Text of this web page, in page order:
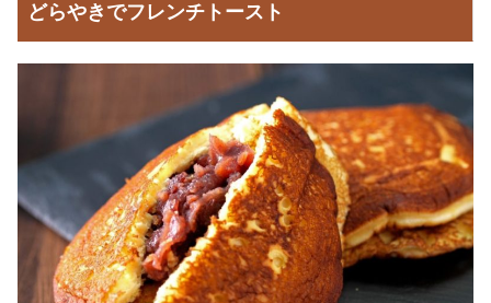
どらやきでフレンチトースト